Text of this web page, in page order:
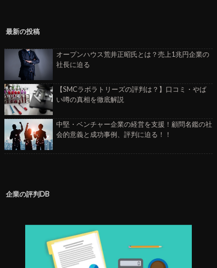
最新の投稿
オープンハウス荒井正昭氏とは？売上1兆円企業の
社長に迫る
【SMCラボラトリーズの評判は？】口コミ・やば
い噂の真相を徹底解説
中堅・ベンチャー企業の経営を支援！顧問名鑑の社
会的意義と成功事例、評判に迫る！！
企業の評判DB